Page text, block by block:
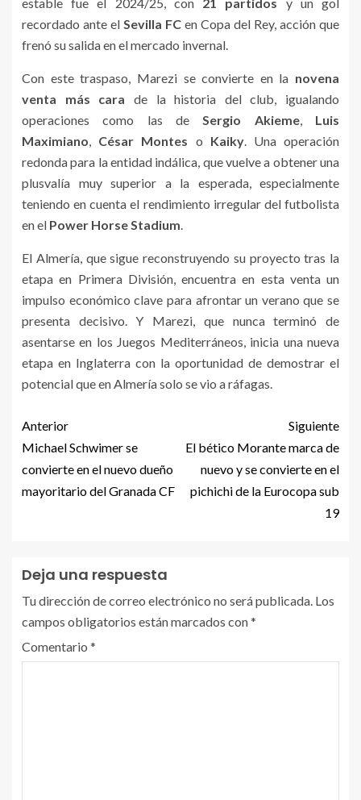
recordado ante el Sevilla FC en Copa del Rey, acción que
frenó su salida en el mercado invernal.
Con este traspaso, Marezi se convierte en la novena
venta más cara de la historia del club, igualando
operaciones como las deSergio Akieme, Luis
Maximiano, César Montes o Kaiky. Una operación
redonda para la entidad indálica, que vuelve a obtener una
plusvalía muy superior a la esperada, especialmente
teniendo en cuenta el rendimiento irregular del futbolista
en el Power Horse Stadium.
El Almería, que sigue reconstruyendo su proyecto tras la
etapa en Primera División, encuentra en esta venta un
impulso económico clave para afrontar un verano que se
presenta decisivo. Y Marezi, que nunca terminó de
asentarse en los Juegos Mediterráneos, inicia una nueva
etapa en Inglaterra con la oportunidad de demostrar el
potencial que en Almería solo se vio a ráfagas.
Anterior
Michael Schwimer se
convierte en el nuevo dueño
mayoritario del Granada CF
Siguiente
El bético Morante marca de
nuevo y se convierte en el
pichichi de la Eurocopa sub
19
Deja una respuesta
Tu dirección de correo electrónico no será publicada. Los
campos obligatorios están marcados con*
Comentario *